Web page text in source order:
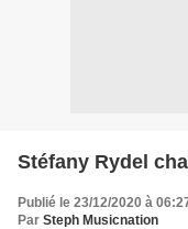
Stéfany Rydel
Publié le 23/12/2020 à
Par Steph Musicnation